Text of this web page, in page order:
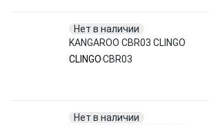
Нет в наличии
KANGAROO CBR03 CLINGO
CLINGOCBR03
Нет в наличии